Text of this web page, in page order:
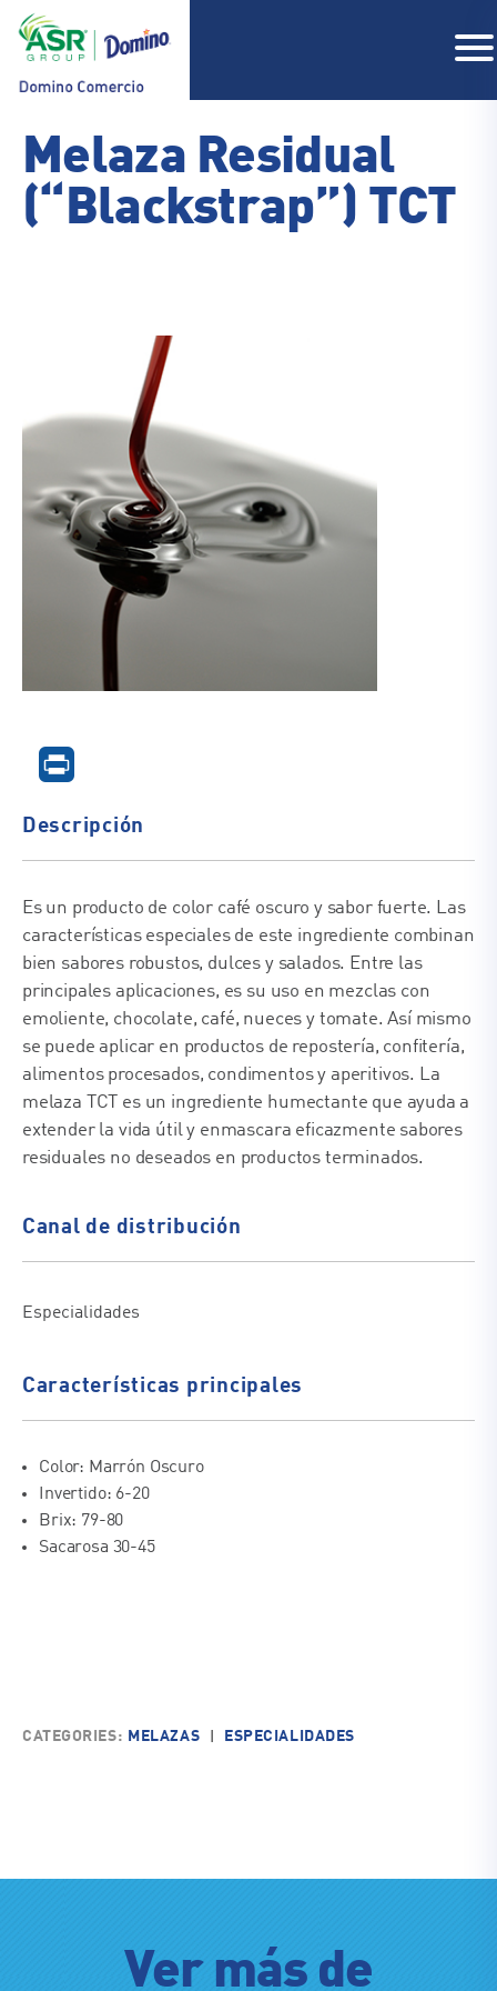
COMPAÑIA
Melaza Residual
(“Blackstrap”) TCT
Descripción
Es un producto de color café oscuro y sabor fuerte. Las
características especiales de este ingrediente combinan
bien sabores robustos, dulces y salados. Entre las
principales aplicaciones, es su uso en mezclas con
emoliente, chocolate, café, nueces y tomate. Así mismo
se puede aplicar en productos de repostería, confitería,
alimentos procesados, condimentos y aperitivos. La
melaza TCT es un ingrediente humectante que ayuda a
extender la vida útil y enmascara eficazmente sabores
residuales no deseados en productos terminados.
Canal de distribución
Especialidades
Características principales
Color: Marrón Oscuro
Invertido: 6-20
Brix: 79-80
Sacarosa 30-45
CATEGORIES: MELAZAS ESPECIALIDADES
Ver más de